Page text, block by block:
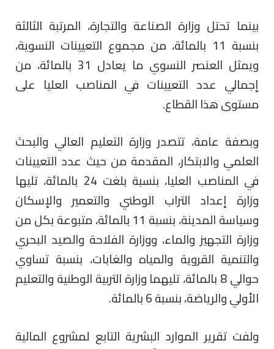
بينما تحتل وزارة الصناعة والتجارة، المرتبة الثالثة
بنسبة 11 بالمائة، من مجموع التعيينات النسوية،
ويمثل العنصر النسوي ما يعادل 31 بالمائة، من
إجمالي عدد التعيينات في المناصب العليا على
مستوى هذا القطاع.
وبصفة عامة، تتصدر وزارة التعليم العالي والبحث
العلمي والابتكار، المقدمة من حيث عدد التعيينات
في المناصب العليا، بنسبة بلغت 24 بالمائة، تليها
وزارة إعداد التراب الوطني والتعمير والإسكان
وسياسة المدينة، بنسبة 11 بالمائة، متبوعة بكل من
وزارة التجهيز والماء، ووزارة الفلاحة والصيد البحري
والتنمية القروية والمياه والغابات، بنسبة تساوي
حوالي 8 بالمائة، تليهما وزارة التربية الوطنية والتعليم
الأولي والرياضة، بنسبة 6 بالمائة.
ولفت تقرير الموارد البشرية التابع لمشروع المالية